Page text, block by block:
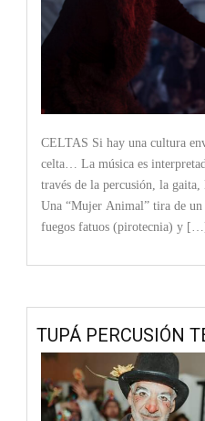
CELTAS Si hay una cultura
celta… La música es
través de la percusión, la gaita,
Una “Mujer Animal” tira de un
fuegos fatuos (pirotecnia) y
TUPÁ PERCUSIÓN